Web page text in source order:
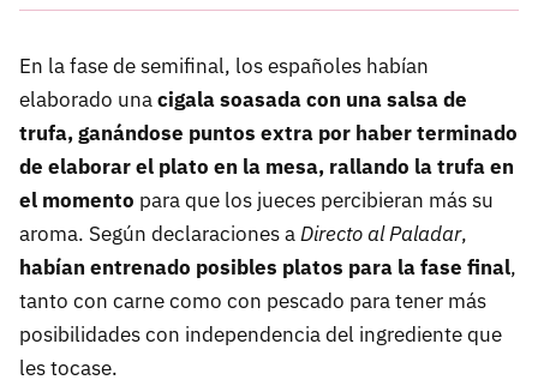
En la fase de semifinal, los españoles habían
elaborado unacigala soasada con una salsa de
trufa, ganándose puntos extra por haber terminado
de elaborar el plato en la mesa, rallando la trufa en
el momento para que los jueces percibieran más su
aroma. Según declaraciones aDirecto al Paladar,
habían entrenado posibles platos para la fase final,
tanto con carne como con pescado para tener más
posibilidades con independencia del ingrediente que
les tocase.